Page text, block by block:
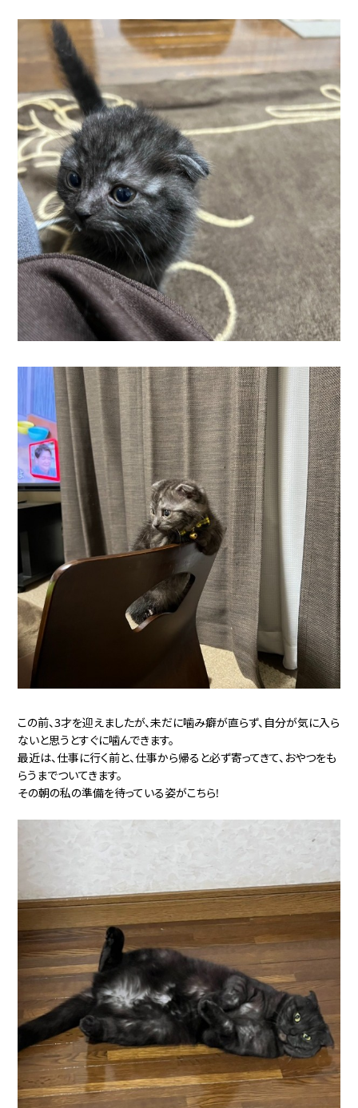
この前、3才を迎えましたが、未だに噛み癖が直らず、自分が気に入ら
ないと思うとすぐに噛んできます。
最近は、仕事に行く前と、仕事から帰ると必ず寄ってきて、おやつをも
らうまでついてきます。
その朝の私の準備を待っている姿がこちら!